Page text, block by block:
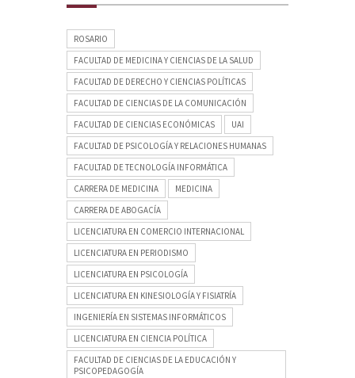
ROSARIO
FACULTAD DE MEDICINA Y CIENCIAS DE LA SALUD
FACULTAD DE DERECHO Y CIENCIAS POLÍTICAS
FACULTAD DE CIENCIAS DE LA COMUNICACIÓN
FACULTAD DE CIENCIAS ECONÓMICAS
UAI
FACULTAD DE PSICOLOGÍA Y RELACIONES HUMANAS
FACULTAD DE TECNOLOGÍA INFORMÁTICA
CARRERA DE MEDICINA
MEDICINA
CARRERA DE ABOGACÍA
LICENCIATURA EN COMERCIO INTERNACIONAL
LICENCIATURA EN PERIODISMO
LICENCIATURA EN PSICOLOGÍA
LICENCIATURA EN KINESIOLOGÍA Y FISIATRÍA
INGENIERÍA EN SISTEMAS INFORMÁTICOS
LICENCIATURA EN CIENCIA POLÍTICA
FACULTAD DE CIENCIAS DE LA EDUCACIÓN Y
PSICOPEDAGOGÍA